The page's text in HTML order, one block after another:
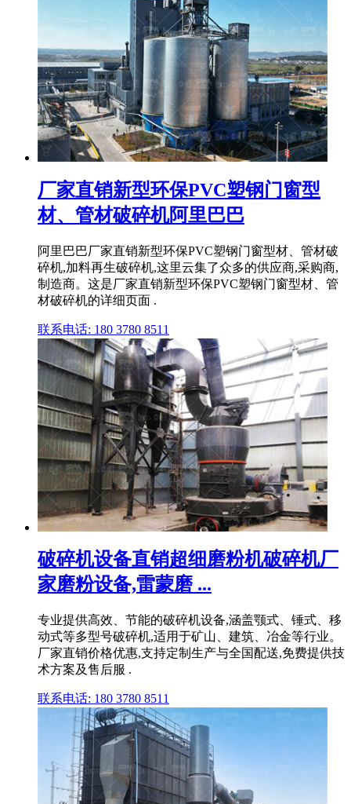
厂家直销新型环保PVC塑钢门窗型
材、管材破碎机阿里巴巴
阿里巴巴厂家直销新型环保PVC塑钢门窗型材、管材破
碎机,加料再生破碎机,这里云集了众多的供应商,采购商,
制造商。这是厂家直销新型环保PVC塑钢门窗型材、管
材破碎机的详细页面 .
联系电话: 180 3780 8511
破碎机设备直销超细磨粉机破碎机厂
家磨粉设备,雷蒙磨 ...
专业提供高效、节能的破碎机设备,涵盖颚式、锤式、移
动式等多型号破碎机,适用于矿山、建筑、冶金等行业。
厂家直销价格优惠,支持定制生产与全国配送,免费提供技
术方案及售后服 .
联系电话: 180 3780 8511